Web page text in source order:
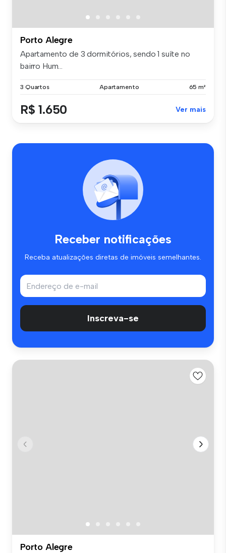
Porto Alegre
Apartamento de 3 dormitórios, sendo 1 suíte no
bairro Hum...
3 Quartos Apartamento 65 m²
R$ 1.650 Ver mais
Receber notificações
Receba atualizações diretas de imóveis semelhantes.
Inscreva-se
Porto Alegre